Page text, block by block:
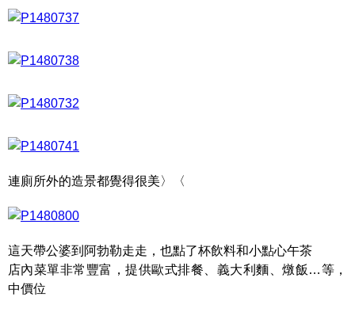
連廁所外的造景都覺得很美〉〈
這天帶公婆到阿勃勒走走，也點了杯飲料和小點心午茶
店內菜單非常豐富，提供歐式排餐、義大利麵、燉飯…等，
中價位